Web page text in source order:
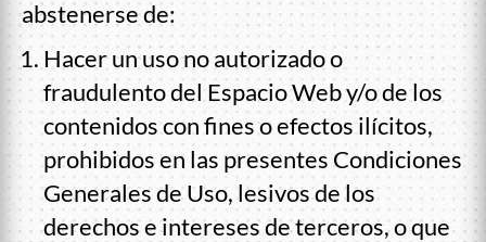
abstenerse de:
Hacer un uso no autorizado o
fraudulento del Espacio Web y/o de los
contenidos con fines o efectos ilícitos,
prohibidos en las presentes Condiciones
Generales de Uso, lesivos de los
derechos e intereses de terceros, o que